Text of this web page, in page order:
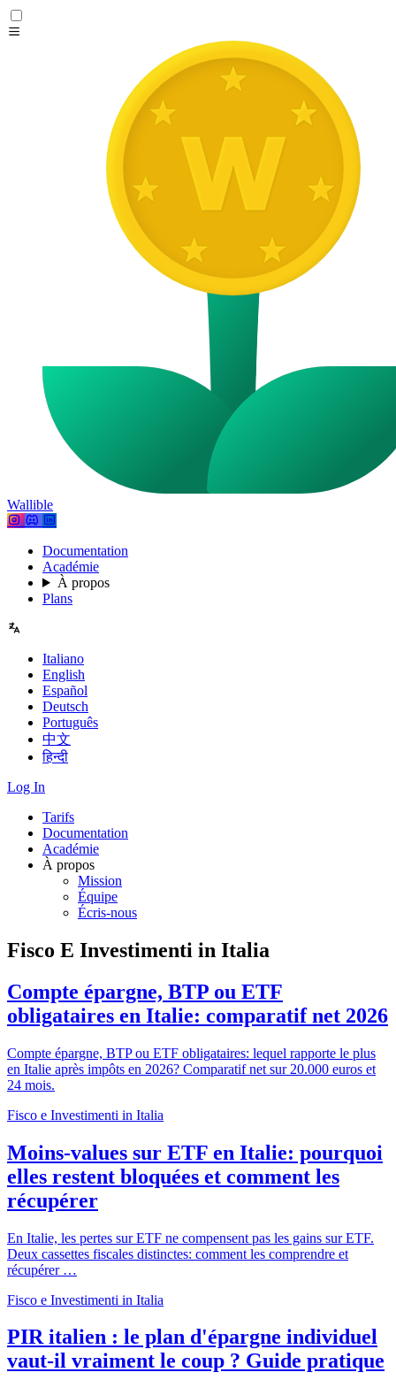
Wallible
Documentation
Académie
À propos
Plans
Italiano
English
Español
Deutsch
Português
中文
हिन्दी
Log In
Tarifs
Documentation
Académie
À propos
Mission
Équipe
Écris-nous
Fisco E Investimenti in Italia
Compte épargne, BTP ou ETF
obligataires en Italie: comparatif net 2026
Compte épargne, BTP ou ETF obligataires: lequel rapporte le plus
en Italie après impôts en 2026? Comparatif net sur 20.000 euros et
24 mois.
Fisco e Investimenti in Italia
Moins-values sur ETF en Italie: pourquoi
elles restent bloquées et comment les
récupérer
En Italie, les pertes sur ETF ne compensent pas les gains sur ETF.
Deux cassettes fiscales distinctes: comment les comprendre et
récupérer …
Fisco e Investimenti in Italia
PIR italien : le plan d'épargne individuel
vaut-il vraiment le coup ? Guide pratique